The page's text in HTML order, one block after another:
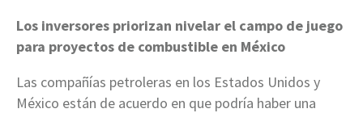
Los inversores priorizan nivelar el campo de juego
para proyectos de combustible en México
Las compañías petroleras en los Estados Unidos y
México están de acuerdo en que podría haber una